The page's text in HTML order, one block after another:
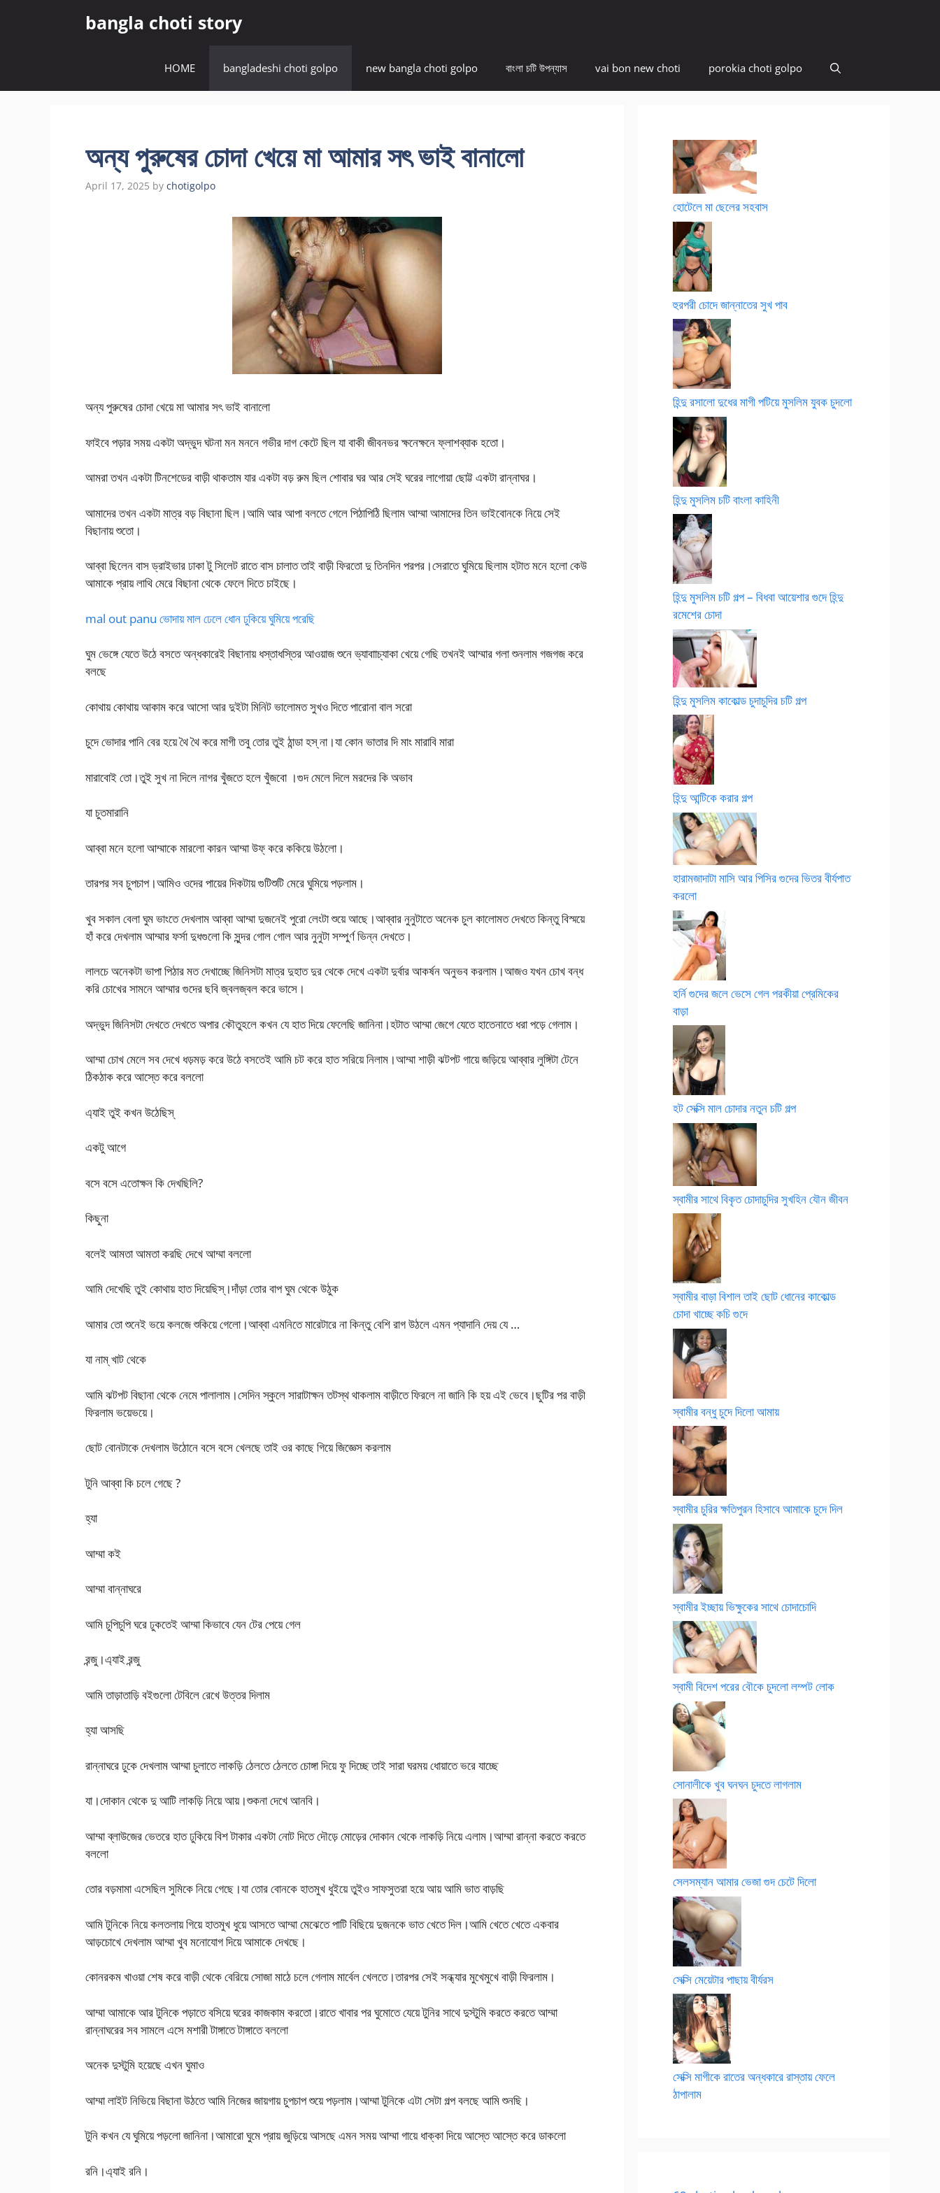
bangla choti story
HOME bangladeshi choti golpo new bangla choti golpo বাংলা চটি উপন্যাস vai bon new choti porokia choti golpo
অন্য পুরুষের চোদা খেয়ে মা আমার সৎ ভাই বানালো
April 17, 2025 by chotigolpo
অন্য পুরুষের চোদা খেয়ে মা আমার সৎ ভাই বানালো
ফাইবে পড়ার সময় একটা অদ্ভুদ ঘটনা মন মননে গভীর দাগ কেটে ছিল যা বাকী জীবনভর ক্ষনেক্ষনে ফ্লাশব্যাক হতো।
আমরা তখন একটা টিনশেডের বাড়ী থাকতাম যার একটা বড় রুম ছিল শোবার ঘর আর সেই ঘরের লাগোয়া ছোট্ট একটা রান্নাঘর।
আমাদের তখন একটা মাত্র বড় বিছানা ছিল।আমি আর আপা বলতে গেলে পিঠাপিঠি ছিলাম আম্মা আমাদের তিন ভাইবোনকে নিয়ে সেই
বিছানায় শুতো।
আব্বা ছিলেন বাস ড্রাইভার ঢাকা টু সিলেট রাতে বাস চালাত তাই বাড়ী ফিরতো দু তিনদিন পরপর।সেরাতে ঘুমিয়ে ছিলাম হটাত মনে হলো কেউ
আমাকে প্রায় লাথি মেরে বিছানা থেকে ফেলে দিতে চাইছে।
mal out panu ভোদায় মাল ঢেলে ধোন ঢুকিয়ে ঘুমিয়ে পরেছি
ঘুম ভেঙ্গে যেতে উঠে বসতে অন্ধকারেই বিছানায় ধস্তাধস্তির আওয়াজ শুনে ভ্যাবাাচ্যাকা খেয়ে গেছি তখনই আম্মার গলা শুনলাম গজগজ করে
বলছে
কোথায় কোথায় আকাম করে আসো আর দুইটা মিনিট ভালোমত সুখও দিতে পারোনা বাল সরো
চুদে ভোদার পানি বের হয়ে থৈ থৈ করে মাগী তবু তোর তুই ঠান্ডা হস্ না।যা কোন ভাতার দি মাং মারাবি মারা
মারাবোই তো।তুই সুখ না দিলে নাগর খুঁজতে হলে খুঁজবো ।গুদ মেলে দিলে মরদের কি অভাব
যা চুতমারানি
আব্বা মনে হলো আম্মাকে মারলো কারন আম্মা উফ্ করে ককিয়ে উঠলো।
তারপর সব চুপচাপ।আমিও ওদের পায়ের দিকটায় গুটিশুটি মেরে ঘুমিয়ে পড়লাম।
খুব সকাল বেলা ঘুম ভাংতে দেখলাম আব্বা আম্মা দুজনেই পুরো লেংটা শুয়ে আছে।আব্বার নুনুটাতে অনেক চুল কালোমত দেখতে কিন্তু বিস্ময়ে
হাঁ করে দেখলাম আম্মার ফর্সা দুধগুলো কি সুন্দর গোল গোল আর নুনুটা সম্পুর্ণ ভিন্ন দেখতে।
লালচে অনেকটা ভাপা পিঠার মত দেখাচ্ছে জিনিসটা মাত্র দুহাত দুর থেকে দেখে একটা দুর্বার আকর্ষন অনুভব করলাম।আজও যখন চোখ বন্ধ
করি চোখের সামনে আম্মার গুদের ছবি জ্বলজ্বল করে ভাসে।
অদ্ভুদ জিনিসটা দেখতে দেখতে অপার কৌতুহলে কখন যে হাত দিয়ে ফেলেছি জানিনা।হটাত আম্মা জেগে যেতে হাতেনাতে ধরা পড়ে গেলাম।
আম্মা চোখ মেলে সব দেখে ধড়মড় করে উঠে বসতেই আমি চট করে হাত সরিয়ে নিলাম।আম্মা শাড়ী ঝটপট গায়ে জড়িয়ে আব্বার লুঙ্গিটা টেনে
ঠিকঠাক করে আস্তে করে বললো
এ্যাই তুই কখন উঠেছিস্
একটু আগে
বসে বসে এতোক্ষন কি দেখছিলি?
কিছুনা
বলেই আমতা আমতা করছি দেখে আম্মা বললো
আমি দেখেছি তুই কোথায় হাত দিয়েছিস্।দাঁড়া তোর বাপ ঘুম থেকে উঠুক
আমার তো শুনেই ভয়ে কলজে শুকিয়ে গেলো।আব্বা এমনিতে মারেটারে না কিন্তু বেশি রাগ উঠলে এমন প্যাদানি দেয় যে …
যা নাম্ খাট থেকে
আমি ঝটপট বিছানা থেকে নেমে পালালাম।সেদিন স্কুলে সারাটাক্ষন তটস্থ থাকলাম বাড়ীতে ফিরলে না জানি কি হয় এই ভেবে।ছুটির পর বাড়ী
ফিরলাম ভয়েভয়ে।
ছোট বোনটাকে দেখলাম উঠোনে বসে বসে খেলছে তাই ওর কাছে গিয়ে জিজ্ঞেস করলাম
টুনি আব্বা কি চলে গেছে ?
হ্যা
আম্মা কই
আম্মা বান্নাঘরে
আমি চুপিচুপি ঘরে ঢুকতেই আম্মা কিভাবে যেন টের পেয়ে গেল
রন্জু।এ্যাই রন্জু
আমি তাড়াতাড়ি বইগুলো টেবিলে রেখে উত্তর দিলাম
হ্যা আসছি
রান্নাঘরে ঢুকে দেখলাম আম্মা চুলাতে লাকড়ি ঠেলতে ঠেলতে চোঙ্গা দিয়ে ফু দিচ্ছে তাই সারা ঘরময় ধোয়াতে ভরে যাচ্ছে
যা।দোকান থেকে দু আটি লাকড়ি নিয়ে আয়।শুকনা দেখে আনবি।
আম্মা ব্লাউজের ভেতরে হাত ঢুকিয়ে বিশ টাকার একটা নোট দিতে দৌড়ে মোড়ের দোকান থেকে লাকড়ি নিয়ে এলাম।আম্মা রান্না করতে করতে
বললো
তোর বড়মামা এসেছিল সুমিকে নিয়ে গেছে।যা তোর বোনকে হাতমুখ ধুইয়ে তুইও সাফসুতরা হয়ে আয় আমি ভাত বাড়ছি
আমি টুনিকে নিয়ে কলতলায় গিয়ে হাতমুখ ধুয়ে আসতে আম্মা মেঝেতে পাটি বিছিয়ে দুজনকে ভাত খেতে দিল।আমি খেতে খেতে একবার
আড়চোখে দেখলাম আম্মা খুব মনোযোগ দিয়ে আমাকে দেখছে।
কোনরকম খাওয়া শেষ করে বাড়ী থেকে বেরিয়ে সোজা মাঠে চলে গেলাম মার্বেল খেলতে।তারপর সেই সন্ধ্যার মুখেমুখে বাড়ী ফিরলাম।
আম্মা আমাকে আর টুনিকে পড়াতে বসিয়ে ঘরের কাজকাম করতো।রাতে খাবার পর ঘুমোতে যেয়ে টুনির সাথে দুস্টুমি করতে করতে আম্মা
রান্নাঘরের সব সামলে এসে মশারী টাঙ্গাতে টাঙ্গাতে বললো
অনেক দুস্টুমি হয়েছে এখন ঘুমাও
আম্মা লাইট নিভিয়ে বিছানা উঠতে আমি নিজের জায়গায় চুপচাপ শুয়ে পড়লাম।আম্মা টুনিকে এটা সেটা গল্প বলছে আমি শুনছি।
টুনি কখন যে ঘুমিয়ে পড়লো জানিনা।আমারো ঘুমে প্রায় জুড়িয়ে আসছে এমন সময় আম্মা গায়ে ধাক্কা দিয়ে আস্তে আস্তে করে ডাকলো
রনি।এ্যাই রনি।
হোটেলে মা ছেলের সহবাস
হুরপরী চোদে জান্নাতের সুখ পাব
হিন্দু রসালো দুধের মাগী পটিয়ে মুসলিম যুবক চুদলো
হিন্দু মুসলিম চটি বাংলা কাহিনী
হিন্দু মুসলিম চটি গল্প – বিধবা আয়েশার গুদে হিন্দু
রমেশের চোদা
হিন্দু মুসলিম কাকোল্ড চুদাচুদির চটি গল্প
হিন্দু আন্টিকে করার গল্প
হারামজাদাটা মাসি আর পিসির গুদের ভিতর বীর্যপাত
করলো
হর্নি গুদের জলে ভেসে গেল পরকীয়া প্রেমিকের
বাড়া
হট সেক্সি মাল চোদার নতুন চটি গল্প
স্বামীর সাথে বিকৃত চোদাচুদির সুখহিন যৌন জীবন
স্বামীর বাড়া বিশাল তাই ছোট ধোনের কাকোল্ড
চোদা খাচ্ছে কচি গুদে
স্বামীর বন্ধু চুদে দিলো আমায়
স্বামীর চুরির ক্ষতিপুরন হিসাবে আমাকে চুদে দিল
স্বামীর ইচ্ছায় ভিক্ষুকের সাথে চোদাচোদি
স্বামী বিদেশ পরের বৌকে চুদলো লম্পট লোক
সোনালীকে খুব ঘনঘন চুদতে লাগলাম
সেলসম্যান আমার ভেজা গুদ চেটে দিলো
সেক্সি মেয়েটার পাছায় বীর্যরস
সেক্সি মাগীকে রাতের অন্ধকারে রাস্তায় ফেলে
ঠাপালাম